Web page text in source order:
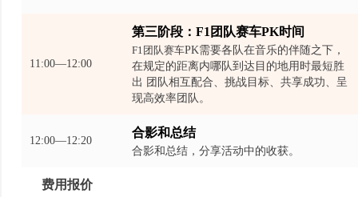
11:00—12:00
第三阶段：F1团队赛车PK时间
F1团队赛车PK需要各队在音乐的伴随之下，
在规定的距离内哪队到达目的地用时最短胜
出 团队相互配合、挑战目标、共享成功、呈
现高效率团队。
12:00—12:20
合影和总结
合影和总结，分享活动中的收获。
费用报价